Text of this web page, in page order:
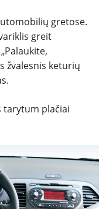
gretose.
greit
žvalesnis keturių
tarytum plačiai